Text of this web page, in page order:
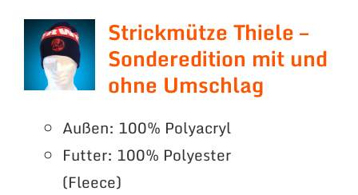
Strickmütze Thiele –
Sonderedition mit und
ohne Umschlag
Außen: 100% Polyacryl
Futter: 100% Polyester
(Fleece)